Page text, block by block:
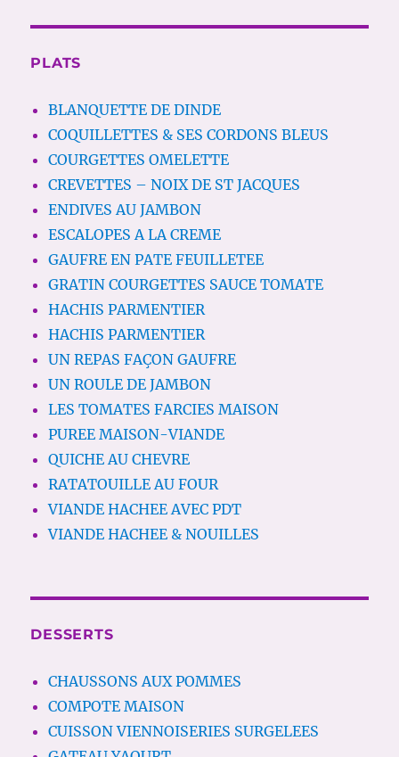
PLATS
BLANQUETTE DE DINDE
COQUILLETTES & SES CORDONS BLEUS
COURGETTES OMELETTE
CREVETTES – NOIX DE ST JACQUES
ENDIVES AU JAMBON
ESCALOPES A LA CREME
GAUFRE EN PATE FEUILLETEE
GRATIN COURGETTES SAUCE TOMATE
HACHIS PARMENTIER
HACHIS PARMENTIER
UN REPAS FAÇON GAUFRE
UN ROULE DE JAMBON
LES TOMATES FARCIES MAISON
PUREE MAISON-VIANDE
QUICHE AU CHEVRE
RATATOUILLE AU FOUR
VIANDE HACHEE AVEC PDT
VIANDE HACHEE & NOUILLES
DESSERTS
CHAUSSONS AUX POMMES
COMPOTE MAISON
CUISSON VIENNOISERIES SURGELEES